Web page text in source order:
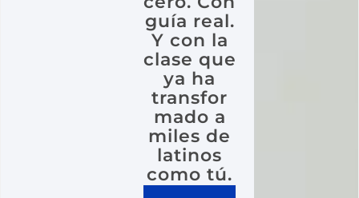
guía real.
Y con la
clase que
ya ha
transfor
mado a
miles de
latinos
como tú.